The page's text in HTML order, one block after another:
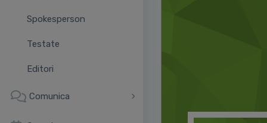
Spokesperson
Testate
Editori
Comunica